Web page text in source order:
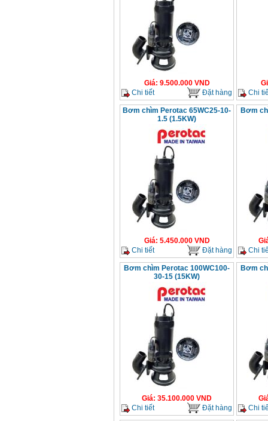
Giá: 9.500.000VND
Chi tiết
Đặt hàng
Chi
Bơm chìm Perotac 65WC25-10-
1.5 (1.5KW)
Giá: 5.450.000VND
Chi tiết
Đặt hàng
Bơm
Chi
Bơm chìm Perotac 100WC100-
30-15 (15KW)
Giá: 35.100.000 VND
Chi tiết
Đặt hàng
Bơm
Chi